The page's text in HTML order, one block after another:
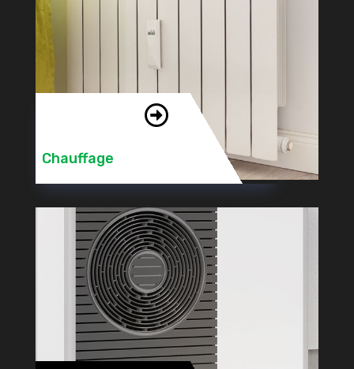

Chauffage